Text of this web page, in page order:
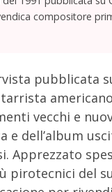
compositore
pubblicata
vecchi e
e dell’album
Apprezzato
pirotecnici del